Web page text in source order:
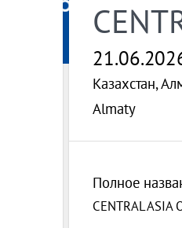
Казахстан,
Almaty
Полное
CENTRAL ASIA